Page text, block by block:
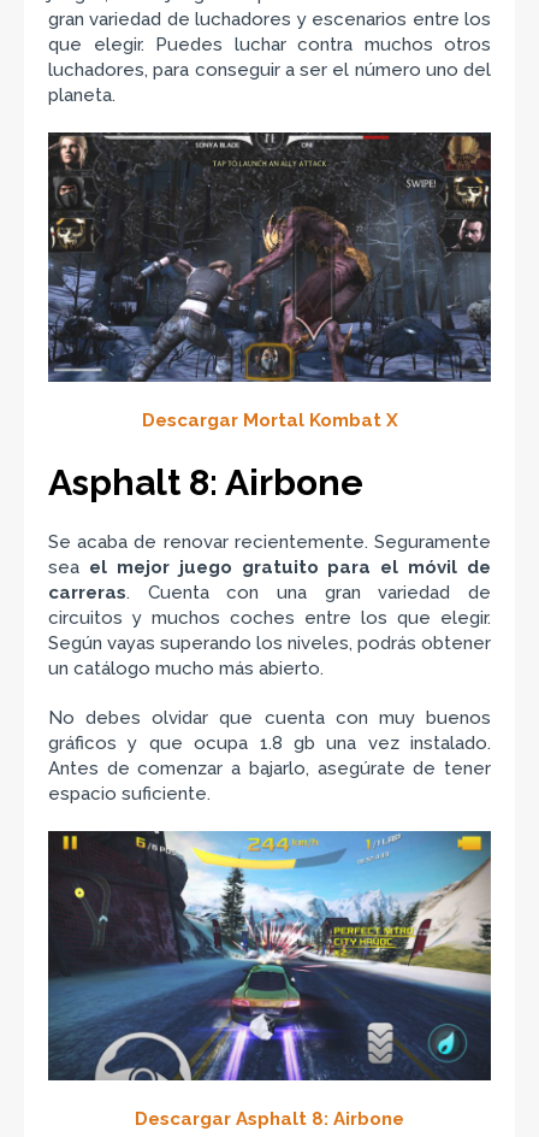
gran variedad de luchadores y escenarios entre los
que elegir. Puedes luchar contra muchos otros
luchadores, para conseguir a ser el número uno del
planeta.
Descargar Mortal Kombat X
Asphalt 8: Airbone
Se acaba de renovar recientemente. Seguramente
sea el mejor juego gratuito para el móvil de
carreras. Cuenta con una gran variedad de
circuitos y muchos coches entre los que elegir.
Según vayas superando los niveles, podrás obtener
un catálogo mucho más abierto.
No debes olvidar que cuenta con muy buenos
gráficos y que ocupa 1.8 gb una vez instalado.
Antes de comenzar a bajarlo, asegúrate de tener
espacio suficiente.
Descargar Asphalt 8: Airbone